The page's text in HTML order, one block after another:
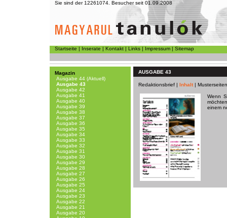
Sie sind der 12261074. Besucher seit 01.09.2008
Startseite | Inserate | Kontakt| Links| Impressum| Sitemap
Magazin
Ausgabe 44 (Aktuell)
Ausgabe 43
Ausgabe 42
Ausgabe 41
Ausgabe 40
Ausgabe 39
Ausgabe 38
Ausgabe 37
Ausgabe 36
Ausgabe 35
Ausgabe 34
Ausgabe 33
Ausgabe 32
Ausgabe 31
Ausgabe 30
Ausgabe 29
Ausgabe 28
Ausgabe 27
Ausgabe 26
Ausgabe 25
Ausgabe 24
Ausgabe 23
Ausgabe 22
Ausgabe 21
Ausgabe 20
AUSGABE 43
Redaktionsbrief| Inhalt| Musterseiten
Wenn
einem